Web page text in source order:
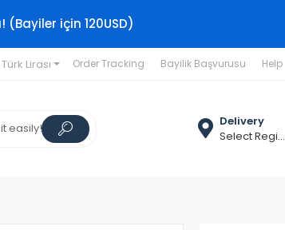
(Bayiler için 120USD)
Lirası Order Tracking Bayilik Başvurusu Help
Delivery
Select Region